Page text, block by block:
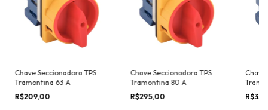
Chave Seccionadora TPS
Tramontina 63 A
R$209,00
Chave Seccionadora TPS
Tramontina 80 A
R$295,00
Chave